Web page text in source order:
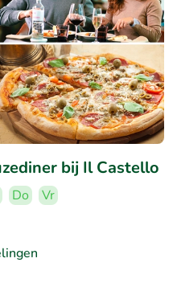
bij Il Castello
Do
Vr